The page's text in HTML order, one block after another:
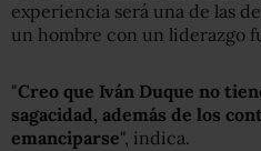
experiencia será una de las
un hombre con un liderazgo
"Creo que Iván Duque no
sagacidad, además de los
emanciparse", indica.